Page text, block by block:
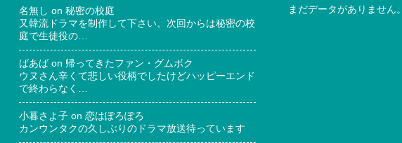
名無し on 秘密の校庭
又韓流ドラマを制作して下さい。次回からは秘密の校
庭で生徒役の…
ばあば on 帰ってきたファン・グムボク
ウヌさん辛くて悲しい役柄でしたけどハッピーエンド
で終わらなく…
小暮さよ子 on 恋はぽろぽろ
カンウンタクの久しぶりのドラマ放送待っています
まだデータがありません。